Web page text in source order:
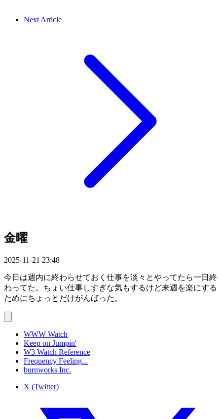
Next Article
金曜
2025-11-21 23:48
今日は週内に終わらせておく仕事を淡々とやってたら一日終
わってた。ちょい仕事しすぎな気もするけど来週を楽にする
ためにちょっとだけがんばった。
WWW Watch
Keep on Jumpin'
W3 Watch Reference
Frequency Feeling...
burnworks Inc.
X (Twitter)